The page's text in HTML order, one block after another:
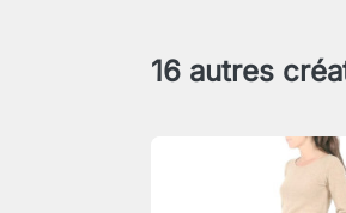
16 autres